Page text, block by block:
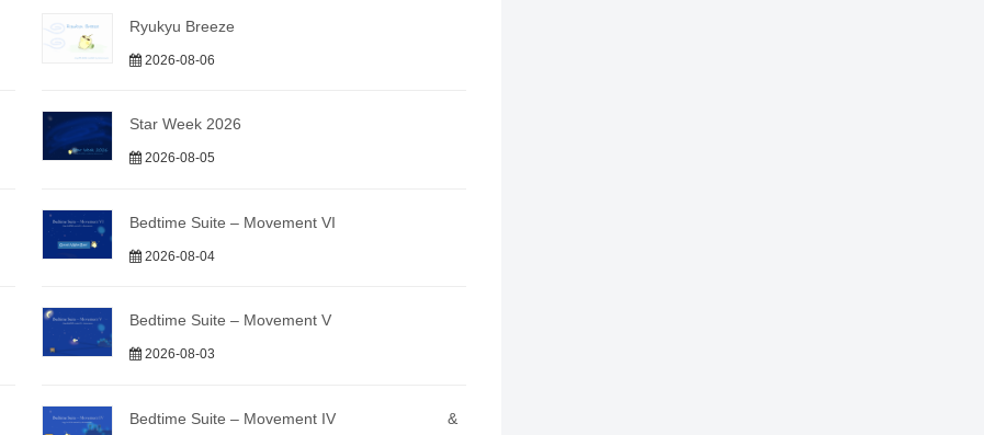
Ryukyu Breeze
2026-08-06
Star Week 2026
2026-08-05
Bedtime Suite – Movement VI
2026-08-04
Bedtime Suite – Movement V
2026-08-03
Bedtime Suite – Movement IV &